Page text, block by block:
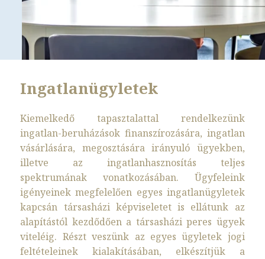
Ingatlanügyletek
Kiemelkedő tapasztalattal rendelkezünk
ingatlan-beruházások finanszírozására, ingatlan
vásárlására, megosztására irányuló ügyekben,
illetve az ingatlanhasznosítás teljes
spektrumának vonatkozásában. Ügyfeleink
igényeinek megfelelően egyes ingatlanügyletek
kapcsán társasházi képviseletet is ellátunk az
alapítástól kezdődően a társasházi peres ügyek
viteléig. Részt veszünk az egyes ügyletek jogi
feltételeinek kialakításában, elkészítjük a